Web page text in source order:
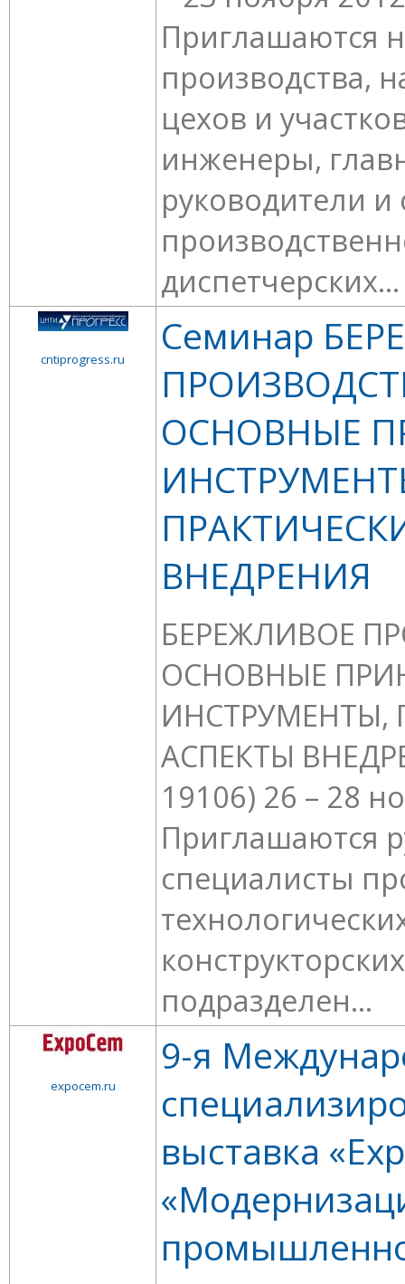
Приглашаются
производства,
цехов и
инженеры,
руководители
диспетчерских...
cntiprogress.ru
Семинар
ОСНОВНЫЕ
ВНЕДРЕНИЯ
БЕРЕЖЛИВОЕ
ОСНОВНЫЕ
ИНСТРУМЕНТЫ,
АСПЕКТЫ
19106) 26 – 28
Приглашаются
специалисты
подразделен...
expocem.ru
9-я
выставка